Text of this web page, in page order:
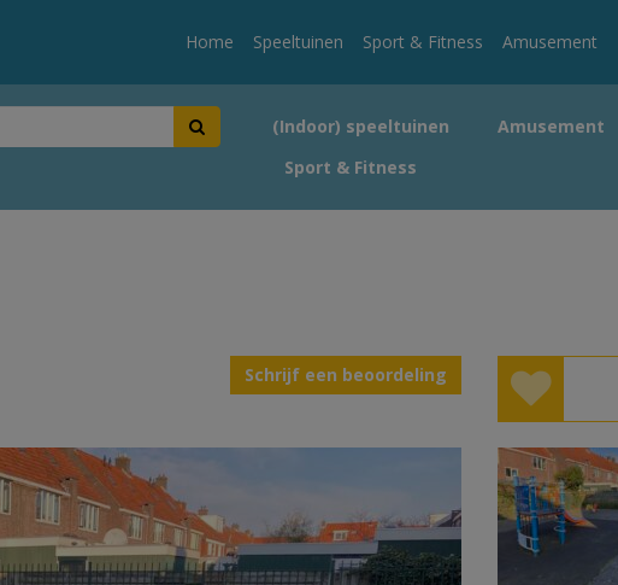
Home Speeltuinen Sport & Fitness Amusement
(Indoor) speeltuinen Amusement
Sport & Fitness
Schrijf een beoordeling